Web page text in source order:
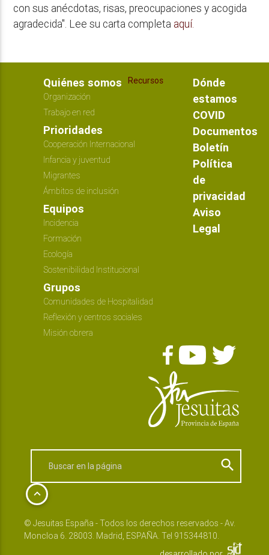
con sus anécdotas, risas, preocupaciones y acogida
agradecida". Lee su carta completa aquí.
Quiénes somos
Organización
Trabajo en red
Recursos
Prioridades
Cooperación Internacional
Infancia y juventud
Migrantes
Ámbitos de inclusión
Equipos
Incidencia
Formación
Ecología
Sostenibilidad Institucional
Grupos
Comunidades de Hospitalidad
Reflexión y centros sociales
Misión obrera
Dónde
estamos
COVID
Documentos
Boletín
Política
de
privacidad
Aviso
Legal
search
keyboard_arrow_up
© Jesuitas España - Todos los derechos reservados - Av.
Moncloa 6. 28003. Madrid, ESPAÑA. Tel 915344810.